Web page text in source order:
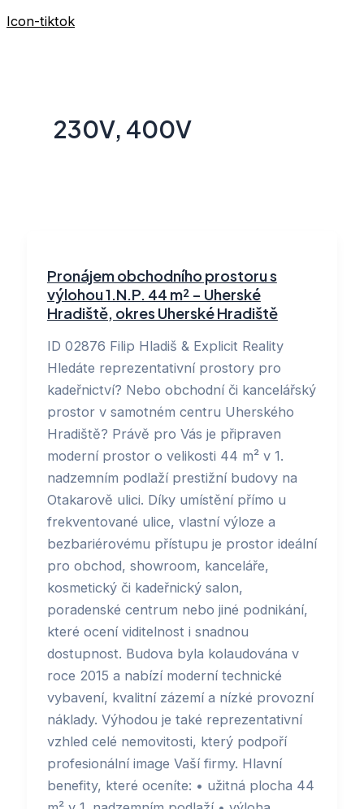
Icon-tiktok
230V, 400V
Pronájem obchodního prostoru s
výlohou 1.N.P. 44 m² – Uherské
Hradiště, okres Uherské Hradiště
ID 02876 Filip Hladiš & Explicit Reality
Hledáte reprezentativní prostory pro
kadeřnictví? Nebo obchodní či kancelářský
prostor v samotném centru Uherského
Hradiště? Právě pro Vás je připraven
moderní prostor o velikosti 44 m² v 1.
nadzemním podlaží prestižní budovy na
Otakarově ulici. Díky umístění přímo u
frekventované ulice, vlastní výloze a
bezbariérovému přístupu je prostor ideální
pro obchod, showroom, kanceláře,
kosmetický či kadeřnický salon,
poradenské centrum nebo jiné podnikání,
které ocení viditelnost i snadnou
dostupnost. Budova byla kolaudována v
roce 2015 a nabízí moderní technické
vybavení, kvalitní zázemí a nízké provozní
náklady. Výhodou je také reprezentativní
vzhled celé nemovitosti, který podpoří
profesionální image Vaší firmy. Hlavní
benefity, které oceníte: • užitná plocha 44